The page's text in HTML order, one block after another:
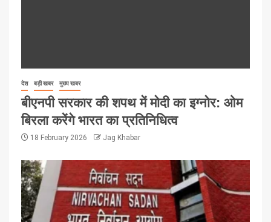
देश बड़ी खबर मुख्य खबर
बीएनपी सरकार की शपथ में मोदी का इग्नोर: ओम
बिरला करेंगे भारत का प्रतिनिधित्व
18 February 2026 Jag Khabar